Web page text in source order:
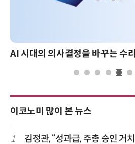
이코노미 많이 본 뉴스
1 김정관, “성과급, 주총 승인 거